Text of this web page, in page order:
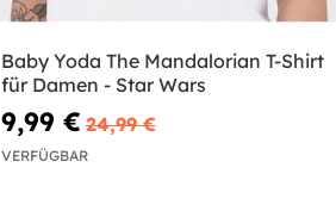
Baby Yoda The Mandalorian T-Shirt
für Damen - Star Wars
9,99 € 24,99 €
VERFÜGBAR